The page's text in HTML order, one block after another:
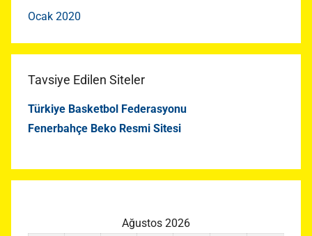
Ocak 2020
Tavsiye Edilen Siteler
Türkiye Basketbol Federasyonu
Fenerbahçe Beko Resmi Sitesi
Ağustos 2026